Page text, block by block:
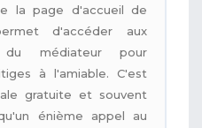
la page d'accueil de
d'accéder aux
du médiateur pour
à l'amiable. C'est
gratuite et souvent
énième appel au